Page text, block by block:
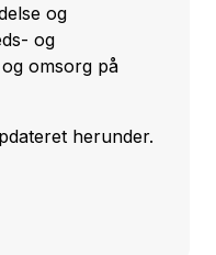
og
og
omsorg på
herunder.